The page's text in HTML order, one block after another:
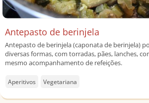
Antepasto de berinjela
Antepasto de berinjela (caponata de berinjela)
diversas formas, com torradas, pães, lanches,
mesmo acompanhamento de refeições.
Aperitivos Vegetariana